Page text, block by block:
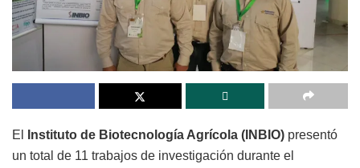
El Instituto de Biotecnología Agrícola (INBIO) presentó
un total de 11 trabajos de investigación durante el